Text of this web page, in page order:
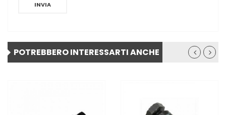
INVIA
POTREBBERO INTERESSARTI ANCHE